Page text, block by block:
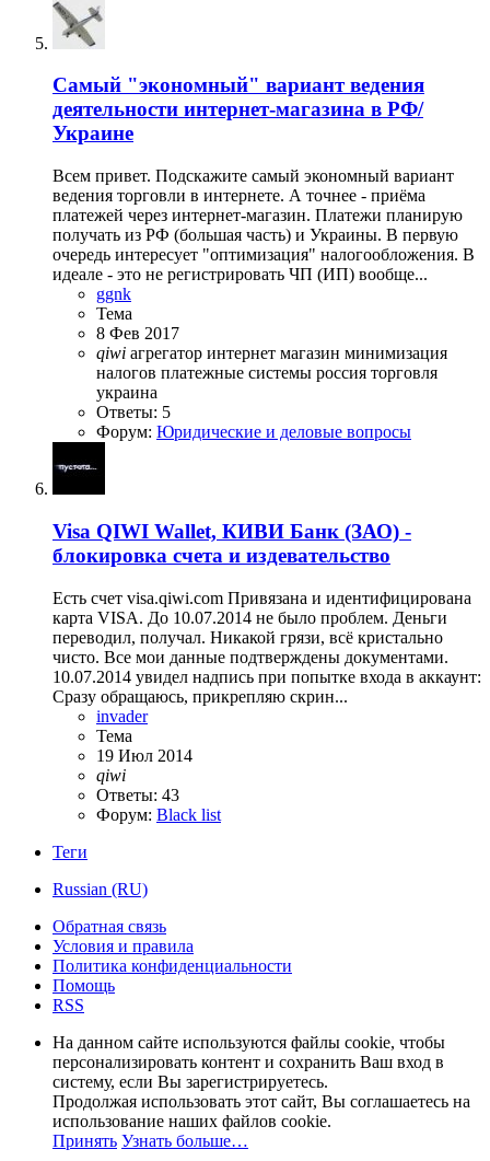
Самый "экономный" вариант ведения
деятельности интернет-магазина в РФ/
Украине
Всем привет. Подскажите самый экономный вариант
ведения торговли в интернете. А точнее - приёма
платежей через интернет-магазин. Платежи планирую
получать из РФ (большая часть) и Украины. В первую
очередь интересует "оптимизация" налогообложения. В
идеале - это не регистрировать ЧП (ИП) вообще...
ggnk
Тема
8 Фев 2017
qiwi агрегатор интернет магазин минимизация
налогов платежные системы россия торговля
украина
Ответы: 5
Форум: Юридические и деловые вопросы
Visa QIWI Wallet, КИВИ Банк (ЗАО) -
блокировка счета и издевательство
Есть счет visa.qiwi.com Привязана и идентифицирована
карта VISA. До 10.07.2014 не было проблем. Деньги
переводил, получал. Никакой грязи, всё кристально
чисто. Все мои данные подтверждены документами.
10.07.2014 увидел надпись при попытке входа в аккаунт:
Сразу обращаюсь, прикрепляю скрин...
invader
Тема
19 Июл 2014
qiwi
Ответы: 43
Форум: Black list
Теги
Russian (RU)
Обратная связь
Условия и правила
Политика конфиденциальности
Помощь
RSS
На данном сайте используются файлы cookie, чтобы
персонализировать контент и сохранить Ваш вход в
систему, если Вы зарегистрируетесь.
Продолжая использовать этот сайт, Вы соглашаетесь на
использование наших файлов cookie.
Принять Узнать больше…